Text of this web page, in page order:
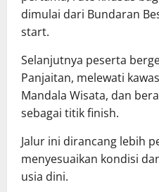
dimulai dari Bundaran
start.
Selanjutnya peserta
Panjaitan, melewati
Mandala Wisata, dan
sebagai titik finish.
Jalur ini dirancang lebih
menyesuaikan kondisi
usia dini.